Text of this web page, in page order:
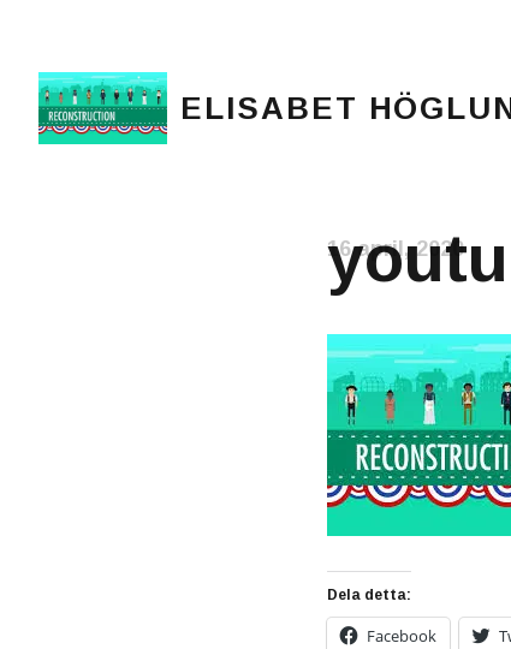
ELISABET
16 april, 2020
Dela detta:
Facebook